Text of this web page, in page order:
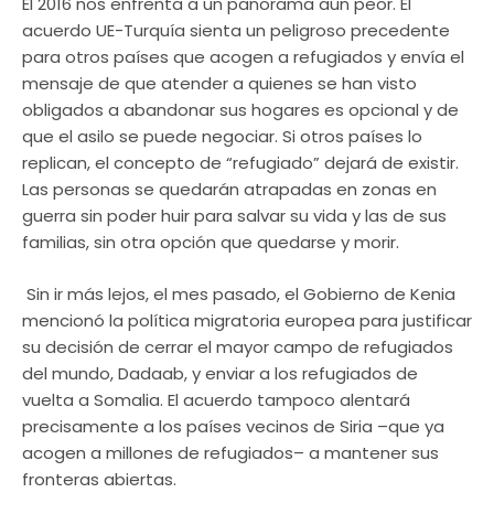
acuerdo UE-Turquía sienta un peligroso precedente
para otros países que acogen a refugiados y envía el
mensaje de que atender a quienes se han visto
obligados a abandonar sus hogares es opcional y de
que el asilo se puede negociar. Si otros países lo
replican, el concepto de “refugiado” dejará de existir.
Las personas se quedarán atrapadas en zonas en
guerra sin poder huir para salvar su vida y las de sus
familias, sin otra opción que quedarse y morir.
Sin ir más lejos, el mes pasado, el Gobierno de Kenia
mencionó la política migratoria europea para justificar
su decisión de cerrar el mayor campo de refugiados
del mundo, Dadaab, y enviar a los refugiados de
vuelta a Somalia. El acuerdo tampoco alentará
precisamente a los países vecinos de Siria –que ya
acogen a millones de refugiados– a mantener sus
fronteras abiertas.